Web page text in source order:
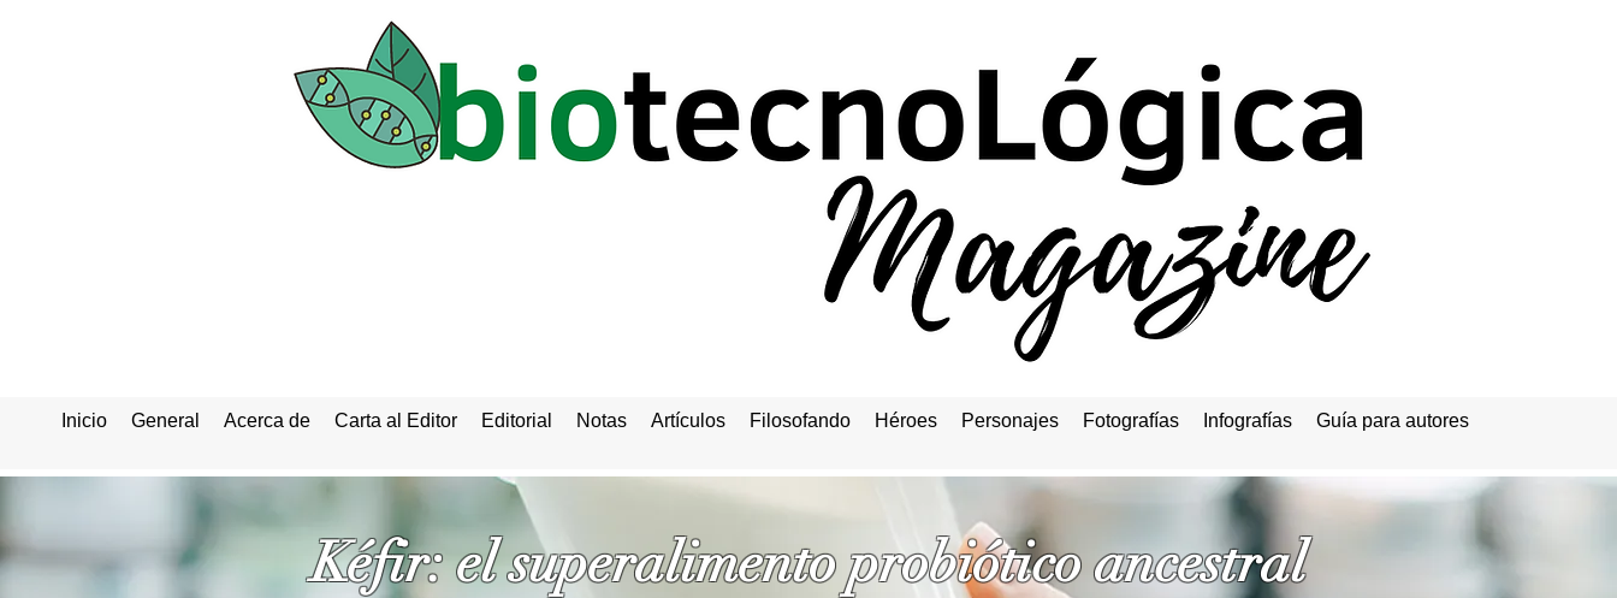
Inicio General Acerca de Carta al Editor Editorial Notas Artículos Filosofando Héroes Personajes Fotografías Infografías Guía para autores
Kéfir: el superalimento probiótico ancestral